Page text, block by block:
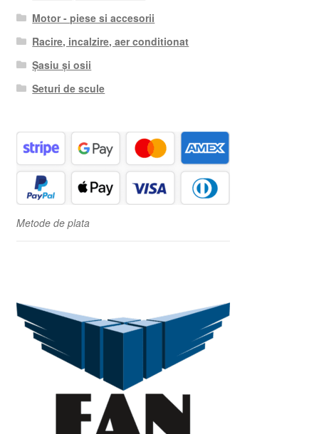
Motor - piese si accesorii
Racire, incalzire, aer conditionat
Șasiu și osii
Seturi de scule
Metode de plata